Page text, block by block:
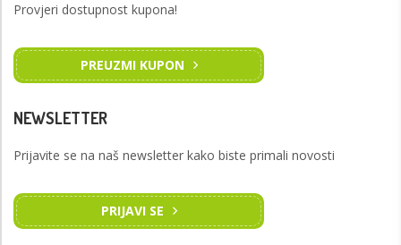
Provjeri dostupnost kupona!
PREUZMI KUPON
NEWSLETTER
Prijavite se na naš newsletter kako biste primali novosti
PRIJAVI SE